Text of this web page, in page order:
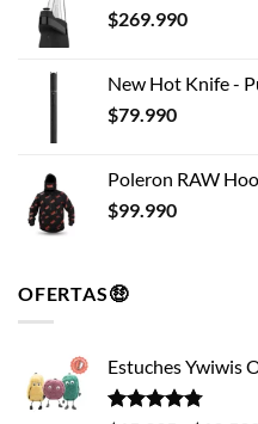
$269.990
New Hot Knife -
$79.990
Poleron RAW
$99.990
OFERTAS🤑
Estuches Ywiwis